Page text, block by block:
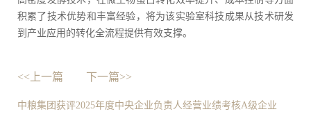
积累了技术优势和丰富经验，将为该实验室科技成果从技术研发
到产业应用的转化全流程提供有效支撑。
<<上一篇 下一篇>>
中粮集团获评2025年度中央企业负责人经营业绩考核A级企业